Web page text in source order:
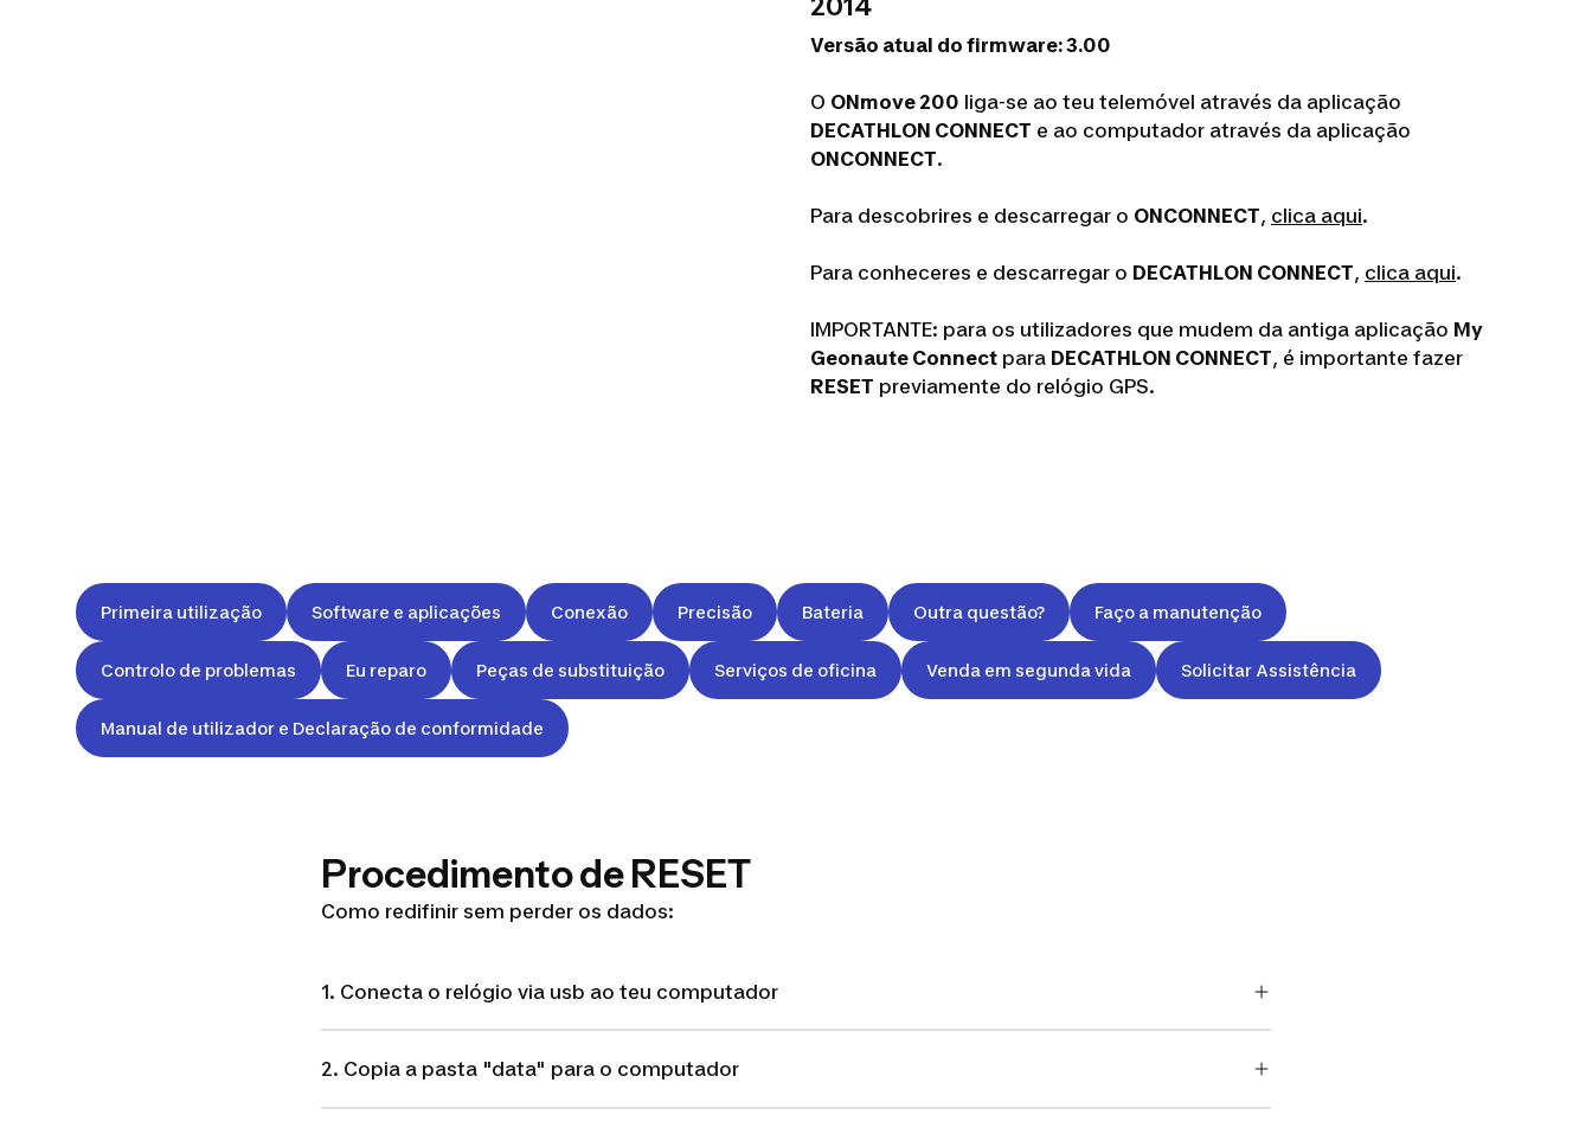
2014
Versão atual do firmware: 3.00
O ONmove 200 liga-se ao teu telemóvel através da aplicação
DECATHLON CONNECT e ao computador através da aplicação
ONCONNECT.
Para descobrires e descarregar o ONCONNECT, clica aqui.
Para conheceres e descarregar o DECATHLON CONNECT, clica aqui.
IMPORTANTE: para os utilizadores que mudem da antiga aplicação My
Geonaute Connectpara DECATHLON CONNECT, é importante fazer
RESET previamente do relógio GPS.
Primeira utilização Software e aplicações Conexão Precisão Bateria Outra questão? Faço a manutenção
Controlo de problemas Eu reparo Peças de substituição Serviços de oficina Venda em segunda vida Solicitar Assistência
Manual de utilizador e Declaração de conformidade
Procedimento de RESET
Como redifinir sem perder os dados:
1. Conecta o relógio via usb ao teu computador
2. Copia a pasta "data" para o computador